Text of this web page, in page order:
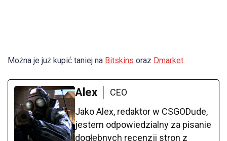
Można je już kupić taniej na Bitskins oraz Dmarket.
Alex
CEO
Jako Alex, redaktor w CSGODude,
jestem odpowiedzialny za pisanie
dogłębnych recenzji stron z